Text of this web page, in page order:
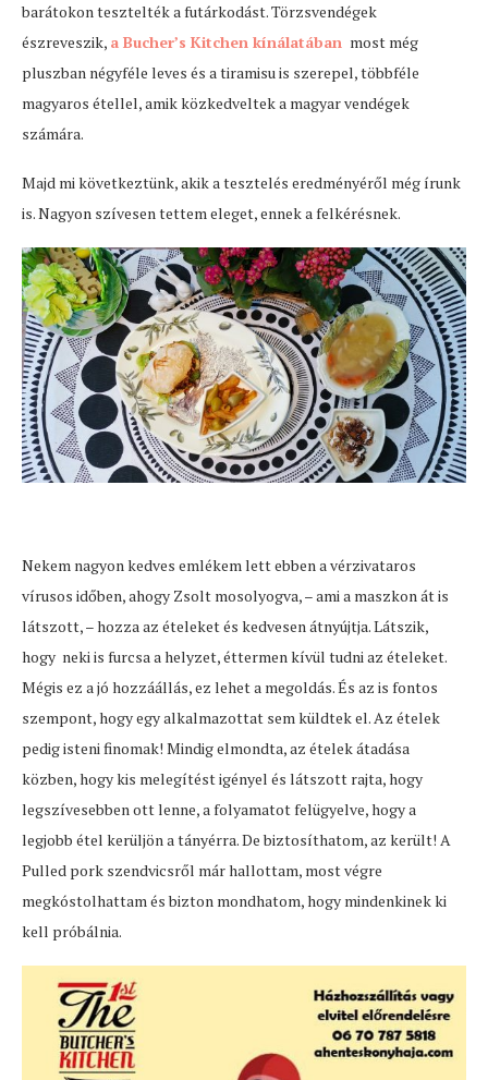
barátokon tesztelték a futárkodást. Törzsvendégek
észreveszik, a Bucher’s Kitchen kínálatában most még
pluszban négyféle leves és a tiramisu is szerepel, többféle
magyaros étellel, amik közkedveltek a magyar vendégek
számára.
Majd mi következtünk, akik a tesztelés eredményéről még írunk
is. Nagyon szívesen tettem eleget, ennek a felkérésnek.
Nekem nagyon kedves emlékem lett ebben a vérzivataros
vírusos időben, ahogy Zsolt mosolyogva, – ami a maszkon át is
látszott, – hozza az ételeket és kedvesen átnyújtja. Látszik,
hogy neki is furcsa a helyzet, éttermen kívül tudni az ételeket.
Mégis ez a jó hozzáállás, ez lehet a megoldás. És az is fontos
szempont, hogy egy alkalmazottat sem küldtek el. Az ételek
pedig isteni finomak! Mindig elmondta, az ételek átadása
közben, hogy kis melegítést igényel és látszott rajta, hogy
legszívesebben ott lenne, a folyamatot felügyelve, hogy a
legjobb étel kerüljön a tányérra. De biztosíthatom, az került! A
Pulled pork szendvicsről már hallottam, most végre
megkóstolhattam és bizton mondhatom, hogy mindenkinek ki
kell próbálnia.